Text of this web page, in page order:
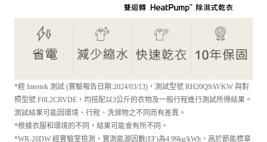
*經 Intertek 測試 (實驗報告日期:2024/03/13)，測試型號 RH20Q9AVKW 與對
照型號 F0L2CRVDE，均搭配以3公斤的衣物及一般行程進行測試所得結果。
測試結果可能因環境、行程、洗滌物之不同而有差異。
*根據衣服和環境的不同，結果可能會有所不同。